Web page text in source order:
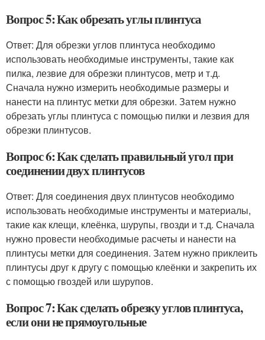
Вопрос 5: Как обрезать углы плинтуса
Ответ: Для обрезки углов плинтуса необходимо
использовать необходимые инструменты, такие как
пилка, лезвие для обрезки плинтусов, метр и т.д.
Сначала нужно измерить необходимые размеры и
нанести на плинтус метки для обрезки. Затем нужно
обрезать углы плинтуса с помощью пилки и лезвия для
обрезки плинтусов.
Вопрос 6: Как сделать правильный угол при
соединении двух плинтусов
Ответ: Для соединения двух плинтусов необходимо
использовать необходимые инструменты и материалы,
такие как клещи, клеёнка, шурупы, гвозди и т.д. Сначала
нужно провести необходимые расчеты и нанести на
плинтусы метки для соединения. Затем нужно приклеить
плинтусы друг к другу с помощью клеёнки и закрепить их
с помощью гвоздей или шурупов.
Вопрос 7: Как сделать обрезку углов плинтуса,
если они не прямоугольные